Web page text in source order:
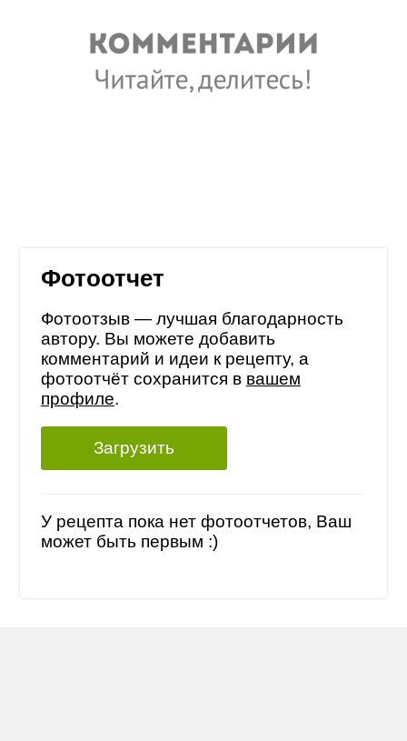
Фотоотчет
Фотоотзыв — лучшая благодарность
автору. Вы можете добавить
комментарий и идеи к рецепту, а
фотоотчёт сохранится в вашем
профиле.
Загрузить
У рецепта пока нет фотоотчетов, Ваш
может быть первым :)